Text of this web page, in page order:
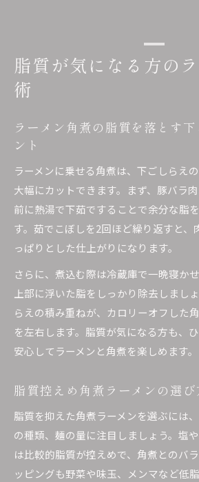
脂質が気になる方の
術
ラーメン角煮の脂質を落とす下
ント
ラーメンに乗せる角煮は、下ごしらえ
大幅にカットできます。まず、豚バラ
前に熱湯で下茹ですることで余分な脂
す。茹でこぼしを2回ほど繰り返すと、
っぱりとした仕上がりになります。
さらに、煮込む際は冷蔵庫で一晩寝か
上部に浮いた脂をしっかり除去しまし
らえの積み重ねが、カロリーオフした
を左右します。脂質が気になる方も、
安心してラーメンと角煮を楽しめます。
脂質控えめ角煮ラーメンの選
脂質を抑えた角煮ラーメンを選ぶには
の種類、麺の量に注目しましょう。塩
は比較的脂質が控えめで、角煮とのバ
ッピングも野菜や味玉、メンマなど低